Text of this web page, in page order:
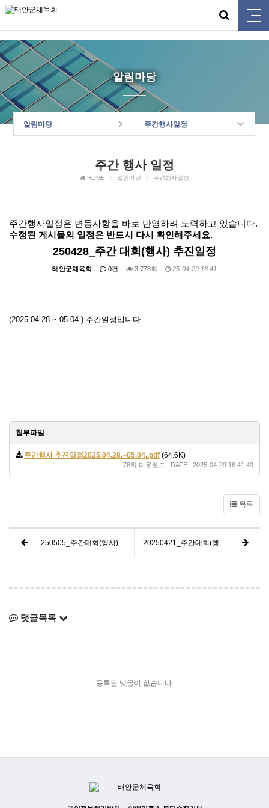
태안군체육회
알림마당
알림마당 주간행사일정
주간 행사 일정
HOME 알림마당 주간행사일정
주간행사일정은 변동사항을 바로 반영하려 노력하고 있습니다.
수정된 게시물의 일정은 반드시 다시 확인해주세요.
250428_주간 대회(행사) 추진일정
태안군체육회 0건 3,778회 25-04-29 16:41
(2025.04.28.~ 05.04.) 주간일정입니다.
첨부파일
주간행사 추진일정2025.04.28.~05.04..pdf (64.6K)
76회 다운로드 | DATE : 2025-04-29 16:41:49
목록
250505_주간대회(행사) 추진일정 20250421_주간대회(행사) 추진일정_추가
댓글목록
등록된 댓글이 없습니다.